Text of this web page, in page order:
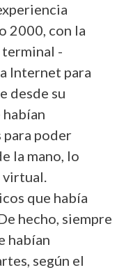
2000, con la
-
Internet para
desde su
poder
la mano, lo
virtual.
que había
hecho, siempre
habían
según el